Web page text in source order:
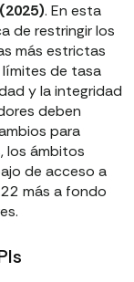
. En esta
de restringir los
más estrictas
de tasa
y la integridad
deben
para
los ámbitos
de acceso a
más a fondo